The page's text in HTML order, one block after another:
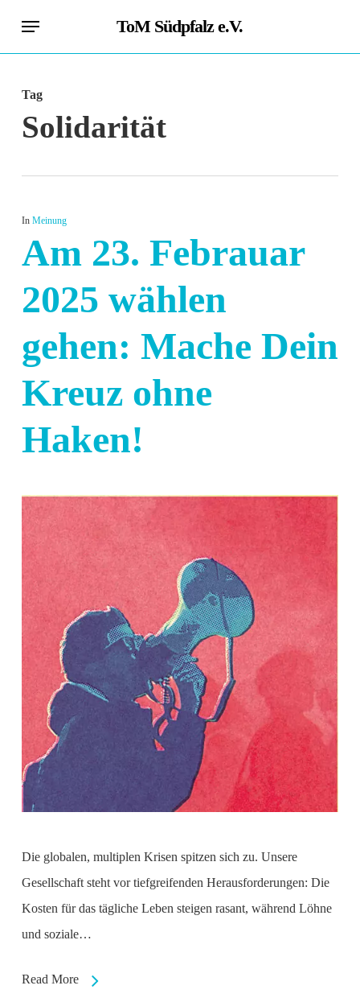
content
ToM Südpfalz e.V.
Menu
Tag
Solidarität
In Meinung
Am 23. Febrauar
2025 wählen
gehen: Mache Dein
Kreuz ohne
Haken!
Die globalen, multiplen Krisen spitzen sich zu. Unsere
Gesellschaft steht vor tiefgreifenden Herausforderungen: Die
Kosten für das tägliche Leben steigen rasant, während Löhne
und soziale…
Read More